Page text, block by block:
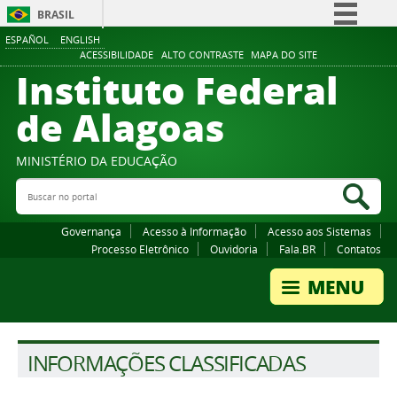
ESPAÑOL ENGLISH
ACESSIBILIDADE ALTO CONTRASTE MAPA DO SITE
BRASIL
Comunica BR
Participe
Canais
Instituto Federal
de Alagoas
MINISTÉRIO DA EDUCAÇÃO
Buscar no portal
Governança Acesso à Informação
Acesso aos Sistemas
Processo Eletrônico
Ouvidoria Fala.BR Contatos
INFORMAÇÕES CLASSIFICADAS